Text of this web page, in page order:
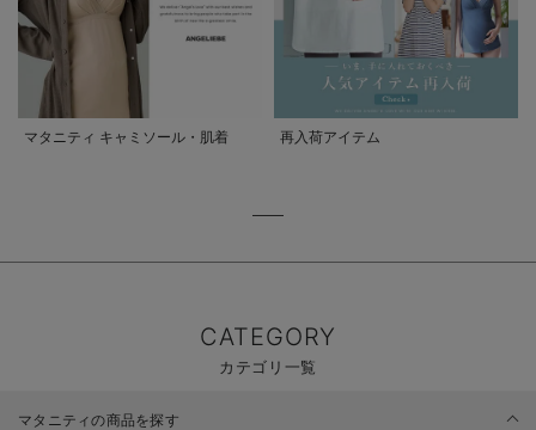
マタニティ キャミソール・肌着 再入荷アイテム
CATEGORY
カテゴリ一覧
マタニティの商品を探す